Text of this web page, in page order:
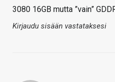
3080 16GB mutta ”vain”
Kirjaudu sisään vastataksesi